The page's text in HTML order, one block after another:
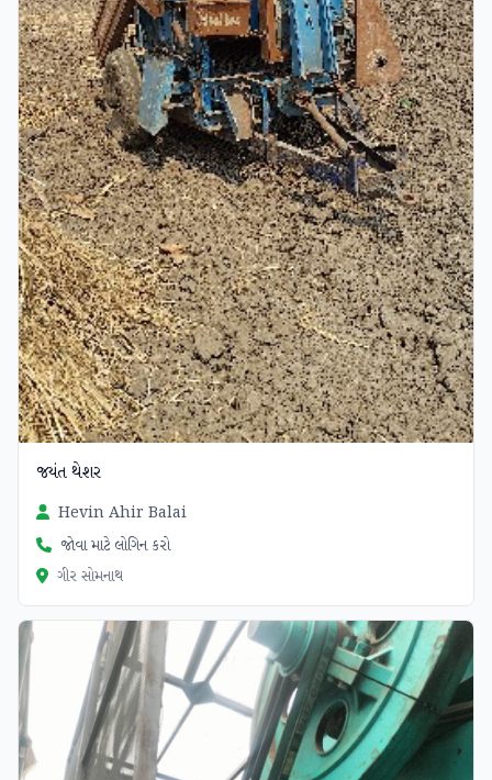
જયંત થેશર
Hevin Ahir Balai
જોવા માટે લોગિન કરો
ગીર સોમનાથ